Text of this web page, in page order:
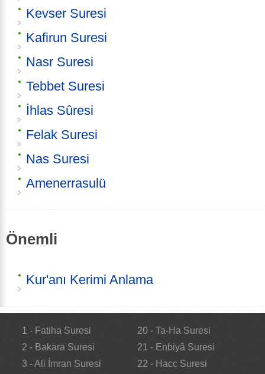
Kevser Suresi
Kafirun Suresi
Nasr Suresi
Tebbet Suresi
İhlas Sûresi
Felak Suresi
Nas Suresi
Amenerrasulü
Önemli
Kur'anı Kerimi Anlama
1 - Fatiha Suresi
2 - Bakara Suresi
3 - Ali İmran Suresi
20 - Ta-Ha Suresi
21 - Enbiyâ Suresi
22 - Hacc Suresi